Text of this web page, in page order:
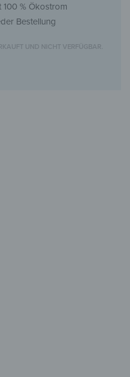
% Ökostrom
Bestellung
UND NICHT VERFÜGBAR.